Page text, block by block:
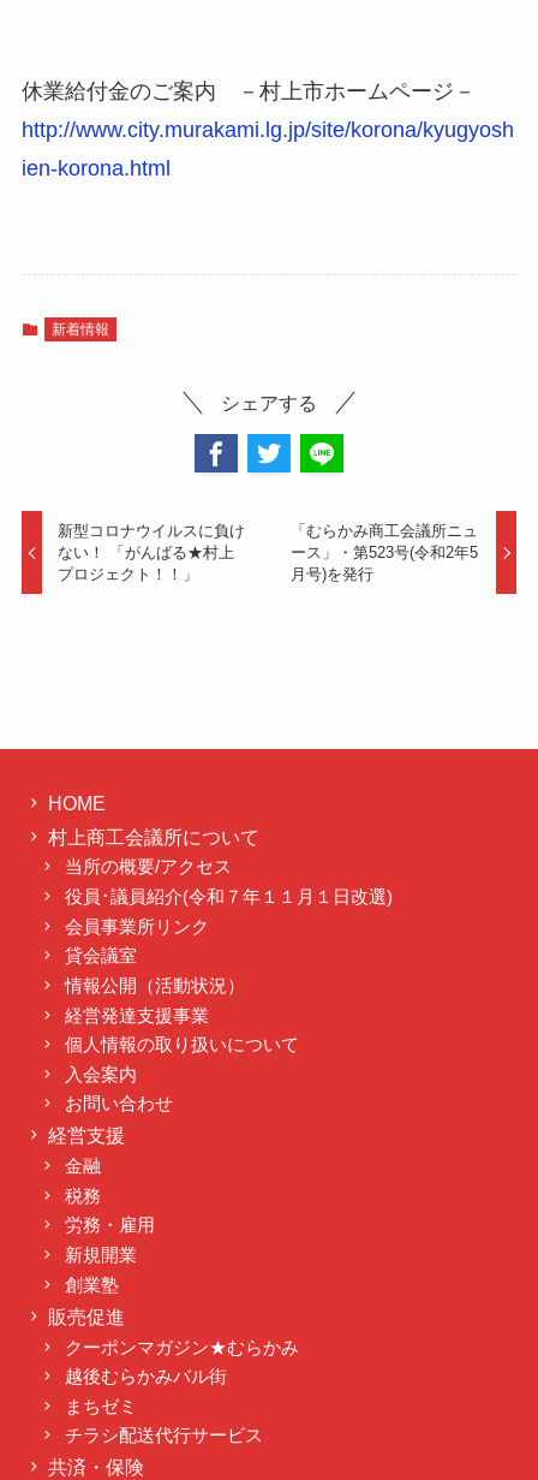
休業給付金のご案内 －村上市ホームページ－
http://www.city.murakami.lg.jp/site/korona/kyugyosh
ien-korona.html
新着情報
シェアする
新型コロナウイルスに負け
ない！ 「がんばる★村上
プロジェクト！！」
「むらかみ商工会議所ニュ
ース」・第523号(令和2年5
月号)を発行
HOME
村上商工会議所について
当所の概要/アクセス
役員･議員紹介(令和７年１１月１日改選)
会員事業所リンク
貸会議室
情報公開（活動状況）
経営発達支援事業
個人情報の取り扱いについて
入会案内
お問い合わせ
経営支援
金融
税務
労務・雇用
新規開業
創業塾
販売促進
クーポンマガジン★むらかみ
越後むらかみバル街
まちゼミ
チラシ配送代行サービス
共済・保険